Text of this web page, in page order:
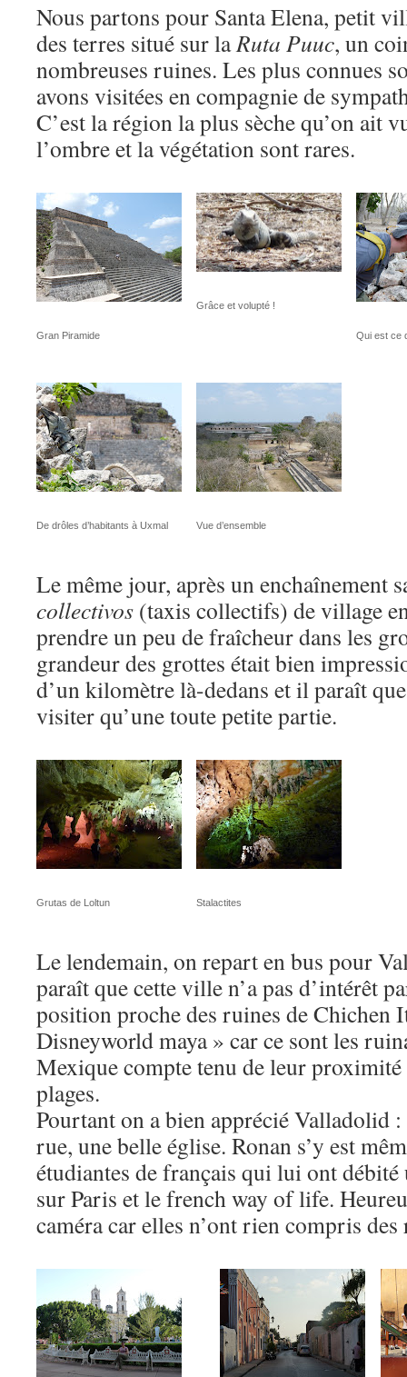
Nous partons pour Santa Elena, petit
des terres situé sur laRuta Puuc, un
nombreuses ruines. Les plus connues
avons visitées en compagnie de
C’est la région la plus sèche qu’on ait
l’ombre et la végétation sont rares.
Gran Piramide
Grâce et volupté !
Qui est ce
De drôles d’habitants à Uxmal Vue d’ensemble
Le même jour, après un enchaînement
collectivos (taxis collectifs) de village
prendre un peu de fraîcheur dans les
grandeur des grottes était bien
d’un kilomètre là-dedans et il paraît
visiter qu’une toute petite partie.
Grutas de Loltun Stalactites
Le lendemain, on repart en bus pour
paraît que cette ville n’a pas d’intérêt
position proche des ruines de Chichen
Disneyworld maya » car ce sont les
Mexique compte tenu de leur proximité
plages.
Pourtant on a bien apprécié Valladolid
rue, une belle église. Ronan s’y est
étudiantes de français qui lui ont débité
sur Paris et le french way of life.
caméra car elles n’ont rien compris des